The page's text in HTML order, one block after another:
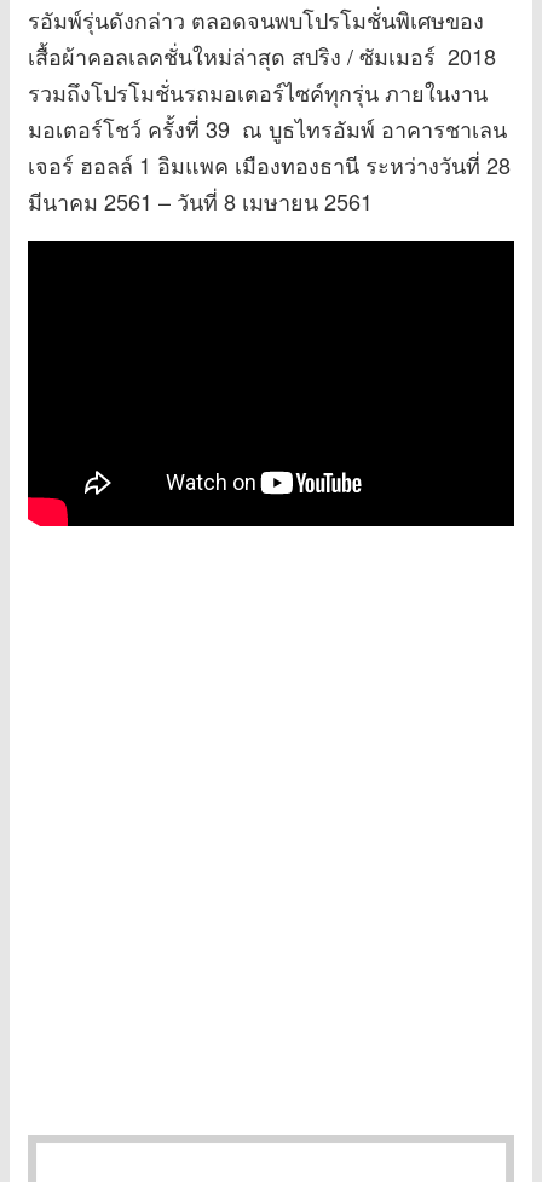
รอัมพ์รุ่นดังกล่าว ตลอดจนพบโปรโมชั่นพิเศษของ
เสื้อผ้าคอลเลคชั่นใหม่ล่าสุด สปริง / ซัมเมอร์ 2018
รวมถึงโปรโมชั่นรถมอเตอร์ไซค์ทุกรุ่น ภายในงาน
มอเตอร์โชว์ ครั้งที่ 39 ณ บูธไทรอัมพ์ อาคารชาเลน
เจอร์ ฮอลล์ 1 อิมแพค เมืองทองธานี ระหว่างวันที่ 28
มีนาคม 2561 – วันที่ 8 เมษายน 2561